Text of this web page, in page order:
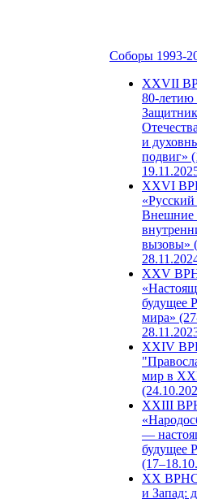
Соборы 1993-
ХХVII
80-
и
подвиг»
XXVI
Внешние
вызовы»
XXV
будущее
мира»
XXIV
мир в
XXIII
—
будущее
XX ВРНС
и Запад: